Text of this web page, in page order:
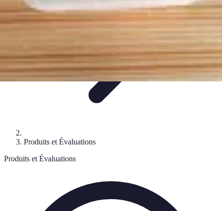
Produits et Évaluations
Produits et Évaluations